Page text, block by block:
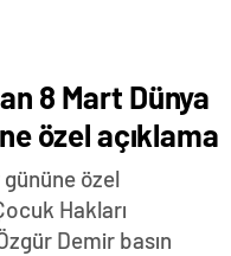
8 Mart Dünya
özel açıklama
özel
Hakları
Demir basın